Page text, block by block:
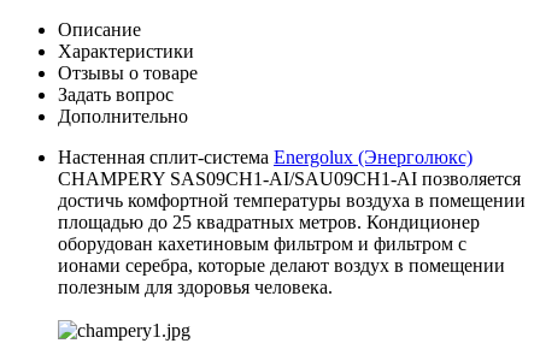
Описание
Характеристики
Отзывы о товаре
Задать вопрос
Дополнительно
Настенная сплит-система Energolux (Энерголюкс)
CHAMPERY SAS09CH1-AI/SAU09CH1-AI позволяется
достичь комфортной температуры воздуха в помещении
площадью до 25 квадратных метров. Кондиционер
оборудован кахетиновым фильтром и фильтром с
ионами серебра, которые делают воздух в помещении
полезным для здоровья человека.